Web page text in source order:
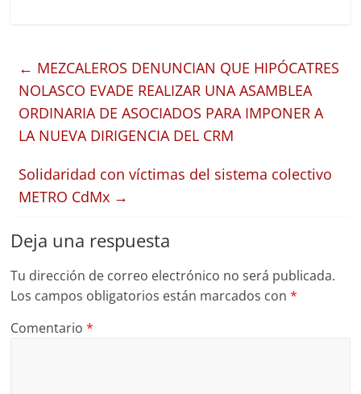
← MEZCALEROS DENUNCIAN QUE HIPÓCATRES
NOLASCO EVADE REALIZAR UNA ASAMBLEA
ORDINARIA DE ASOCIADOS PARA IMPONER A
LA NUEVA DIRIGENCIA DEL CRM
Solidaridad con víctimas del sistema colectivo
METRO CdMx →
Deja una respuesta
Tu dirección de correo electrónico no será publicada.
Los campos obligatorios están marcados con*
Comentario*